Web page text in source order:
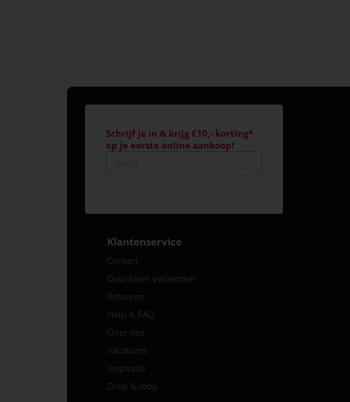
Schrijf je in & krijg €10,- korting*
op je eerste online aankoop!
Klantenservice
Contact
Duurzaam verzenden
Retouren
Help & FAQ
Over ons
Vacatures
Inspiratie
Drop & loop